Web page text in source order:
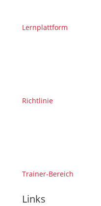
Lernplattform
Richtlinie
Trainer-Bereich
Links